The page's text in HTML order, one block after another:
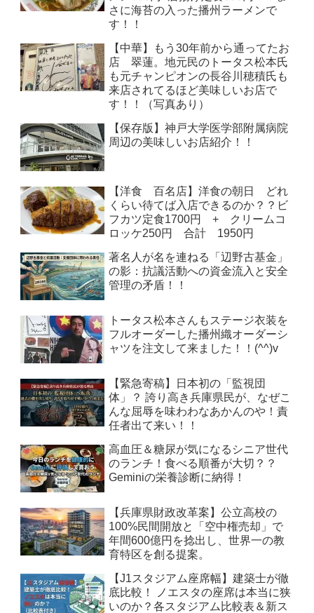
さに海苔の入った播州ラーメンで
す！！
【中華】もう30年前から通ってたお
店 翠蓮。地元民のトータス松本氏
も元チャンピオンの長谷川穂積氏も
来店されてるほど美味しいお店で
す！！（写真あり）
【保存版】神戸大学医学部附属病院
周辺の美味しいお店紹介！！
【洋食 百名店】洋食の朝日 どれ
くらい待てば入店できるのか？？ビ
フカツ定食1700円 + クリームコ
ロッケ250円 合計 1950円
著名人が名を連ねる「辺野古基金」
の影：抗議活動への資金流入と安全
管理の矛盾！！
トータス松本さんもステージ衣装を
フルオーダーした播州織オーダーシ
ャツを注文して来ました！！(^^)v
【緊急寄稿】日本初の「監視団
体」？ 誇り高き兵庫県民が、なぜこ
んな屈辱を味わわなあかんのや！責
任者出て来い！！
高血圧＆糖尿が気になるシニア世代
のランチ！食べる順番が大切？？
Geminiの栄養診断に納得！
【兵庫県財政改革案】公立高校の
100%民間開放と「空中権売却」で
年間600億円を捻出し、世界一の教
育特区を創る提案。
【J1スタジアム座席幅】建築士が徹
底比較！ ノエスタの座席は本当に狭
いのか？各スタジアム比較表＆新ス